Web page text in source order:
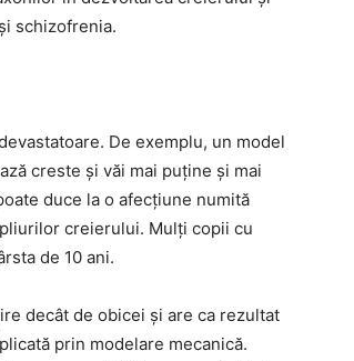
schizofrenia.
De exemplu, un model
creste și văi mai puține și mai
duce la o afecțiune numită
creierului. Mulți copii cu
de 10 ani.
decât de obicei și are ca rezultat
prin modelare mecanică.